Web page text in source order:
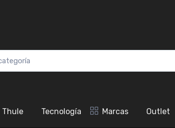
Thule Tecnología Marcas Outlet